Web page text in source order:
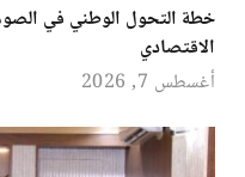
خطة التحول الوطني في
الاقتصادي
أغسطس 7, 2026